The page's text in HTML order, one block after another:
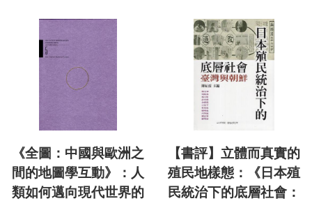
《全圖：中國與歐洲之
間的地圖學互動》：人
類如何邁向現代世界的
【書評】立體而真實的
殖民地樣態：《日本殖
民統治下的底層社會：